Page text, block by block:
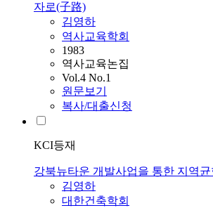
자로(子路)
김영하
역사교육학회
1983
역사교육논집
Vol.4 No.1
원문보기
복사/대출신청
KCI등재
강북뉴타운 개발사업을 통한 지역
김영하
대한건축학회